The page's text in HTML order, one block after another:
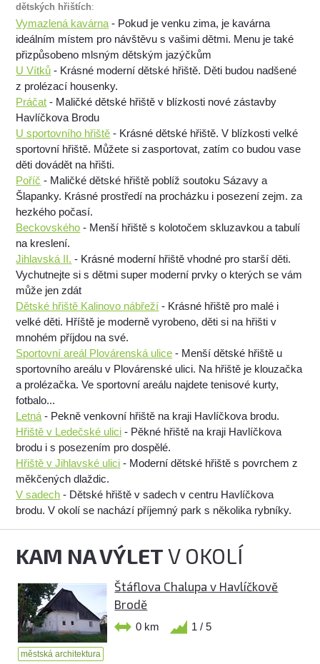
dětských hřištích:
Vymazlená kavárna - Pokud je venku zima, je kavárna
ideálním místem pro návštěvu s vašimi dětmi. Menu je také
přizpůsobeno mlsným dětským jazýčkům
U Vítků - Krásné moderní dětské hřiště. Děti budou nadšené
z prolézací housenky.
Práčat - Maličké dětské hřiště v blízkosti nové zástavby
Havlíčkova Brodu
U sportovního hřiště - Krásné dětské hřiště. V blízkosti velké
sportovní hřiště. Můžete si zasportovat, zatím co budou vase
děti dovádět na hřišti.
Poříč - Maličké dětské hřiště poblíž soutoku Sázavy a
Šlapanky. Krásné prostředí na procházku i posezení zejm. za
hezkého počasí.
Beckovského - Menší hřiště s kolotočem skluzavkou a tabulí
na kreslení.
Jihlavská II. - Krásné moderní hřiště vhodné pro starší děti.
Vychutnejte si s dětmi super moderní prvky o kterých se vám
může jen zdát
Dětské hřiště Kalinovo nábřeží - Krásné hřiště pro malé i
velké děti. Hříště je moderně vyrobeno, děti si na hřišti v
mnohém příjdou na své.
Sportovní areál Plovárenská ulice - Menší dětské hřiště u
sportovního areálu v Plovárenské ulici. Na hřiště je klouzačka
a prolézačka. Ve sportovní areálu najdete tenisové kurty,
fotbalo...
Letná - Pekně venkovní hřiště na kraji Havlíčkova brodu.
Hřiště v Ledečské ulici - Pěkné hřiště na kraji Havlíčkova
brodu i s posezením pro dospělé.
Hřiště v Jihlavské ulici - Moderní dětské hřiště s povrchem z
měkčených dlaždic.
V sadech - Dětské hřiště v sadech v centru Havlíčkova
brodu. V okolí se nachází příjemný park s několika rybníky.
KAM NA VÝLETV OKOLÍ
Štáflova Chalupa v Havlíčkově
Brodě
0 km 1 / 5
městská architektura